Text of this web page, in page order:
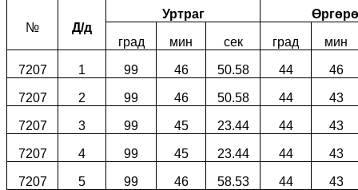
№ Д/д
Уртраг
град мин сек град мин
7207 1 99 46 50.58 44 46
7207 2 99 46 50.58 44 43
7207 3 99 45 23.44 44 43
7207 4 99 45 23.44 44 43
7207 5 99 46 58.53 44 43